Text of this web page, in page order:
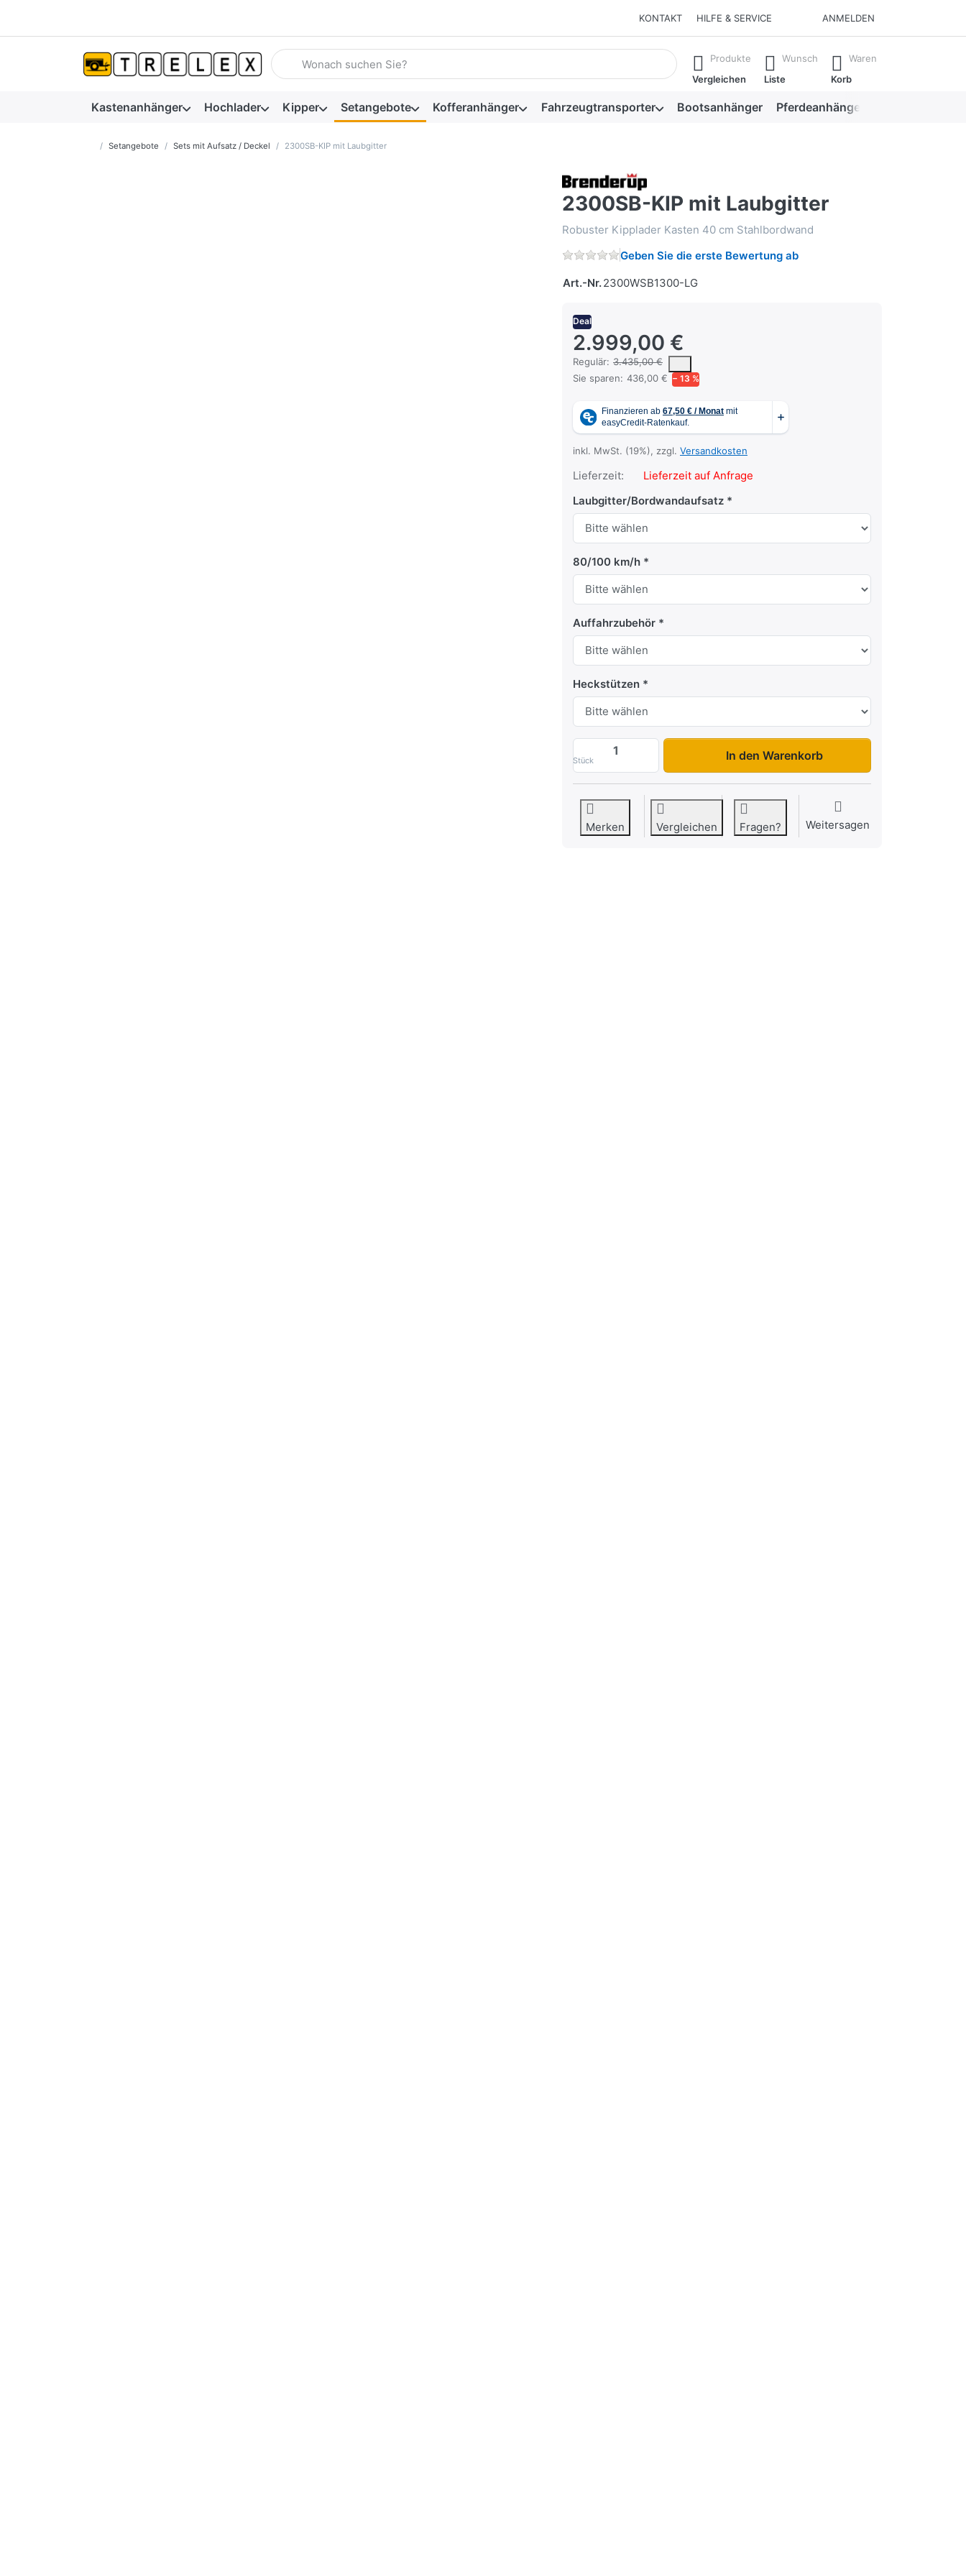
KONTAKT HILFE & SERVICE ANMELDEN
Geben Sie einen Suchbegriff ein. Während Sie tippen, erscheinen automatisch erste Ergebnisse. Drücken Sie die Eingabetaste, um alle
Produkte
Vergleichen
Wunsch
Liste
Waren
Korb
Kastenanhänger Hochlader Kipper Setangebote Kofferanhänger Fahrzeugtransporter Bootsanhänger Pferdeanhänger
Startseite
Setangebote Sets mit Aufsatz / Deckel 2300SB-KIP mit Laubgitter
2300SB-KIP mit Laubgitter
Robuster Kipplader Kasten 40 cm Stahlbordwand
Geben Sie die erste Bewertung ab
Art.-Nr.2300WSB1300-LG
Deal
2.999,00 €
Regulär: 3.435,00 €
Es handelt sich um den mittleren Verkaufspreis, den Kunden für ein Produkt in
Sie sparen: 436,00 € − 13 %
inkl. MwSt. (19%), zzgl. Versandkosten
Lieferzeit:
Lieferzeit auf Anfrage
Laubgitter/Bordwandaufsatz
80/100 km/h
Auffahrzubehör
Heckstützen
Stück
2300SB-KIP mit Laubgitter zu 2.999,00 €, Menge 1.
In den Warenkorb
Merken Vergleichen Fragen? Weitersagen